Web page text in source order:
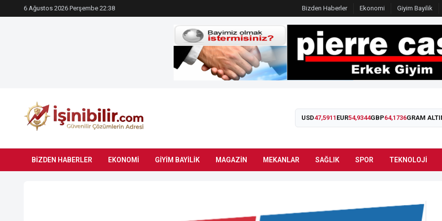
6 Ağustos 2026 Perşembe 22:38 Bizden Haberler Ekonomi Giyim Bayilik
USD47,5911 EUR54,9344GBP64,1736GRAM
BIZDEN HABERLER EKONOMI GIYIM BAYILIK MAGAZIN MEKANLAR SAĞLIK SPOR TEKNOLOJI